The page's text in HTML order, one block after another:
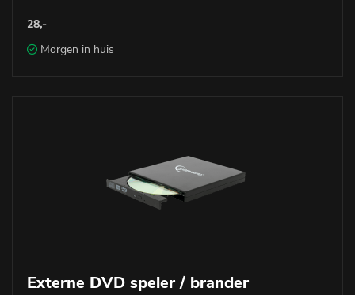
28,-
Morgen in huis
Externe DVD speler / brander